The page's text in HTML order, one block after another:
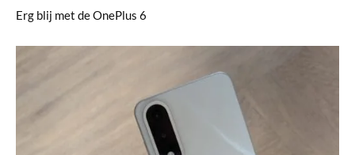
Erg blij met de OnePlus 6